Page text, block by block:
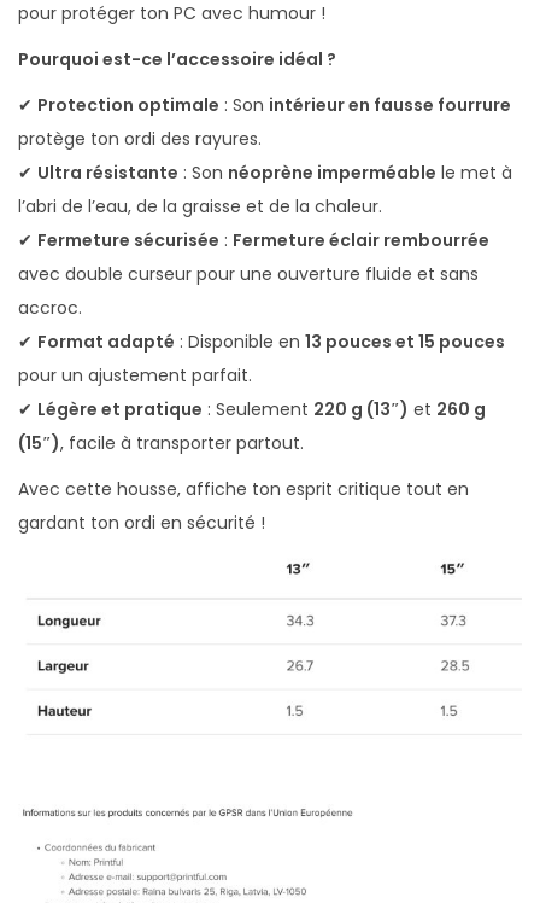
r
M
u
t
o
n
S
a
v
a
n
t
pour protéger ton PC avec humour !
Pourquoi est-ce l’accessoire idéal ?
✔ Protection optimale : Son intérieur en fausse fourrure
protège ton ordi des rayures.
✔ Ultra résistante : Son néoprène imperméable le met à
l’abri de l’eau, de la graisse et de la chaleur.
✔ Fermeture sécurisée : Fermeture éclair rembourrée
avec double curseur pour une ouverture fluide et sans
accroc.
✔ Format adapté : Disponible en 13 pouces et 15 pouces
pour un ajustement parfait.
✔ Légère et pratique : Seulement 220 g (13″) et 260 g
(15″), facile à transporter partout.
Avec cette housse, affiche ton esprit critique tout en
gardant ton ordi en sécurité !